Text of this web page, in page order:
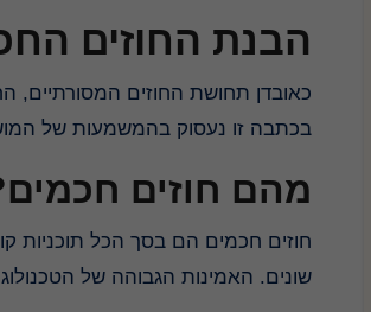
הבנת החוזים
כאובדן תחושת החוזים המסורתיים, החוזים החכמים מהווים פרויקט טכנולוגי בלתי נלאה שהביא להתפשטות רבה בעשור האחרון.
בכתבה זו נעסוק בהמשמעות של
מהם חוזים
חוזים חכמים הם בסך הכל תוכניות
שונים. האמינות הגבוהה של